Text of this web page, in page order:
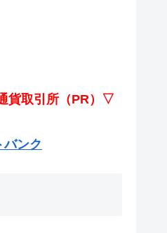
貨取引所（PR）▽
バンク